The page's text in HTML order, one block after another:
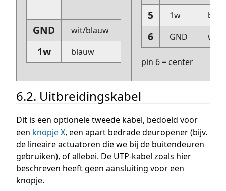
GND wit/blauw
1w blauw
5 1w
6 GND wit/
pin 6 = center
6.2. Uitbreidingskabel
Dit is een optionele tweede kabel, bedoeld voor
een knopje X, een apart bedrade deuropener (bijv.
de lineaire actuatoren die we bij de buitendeuren
gebruiken), of allebei. De UTP-kabel zoals hier
beschreven heeft geen aansluiting voor een
knopje.